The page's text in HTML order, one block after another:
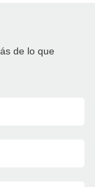
de lo que